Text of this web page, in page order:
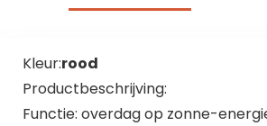
Kleur:rood
Productbeschrijving:
Functie: overdag op zonne-